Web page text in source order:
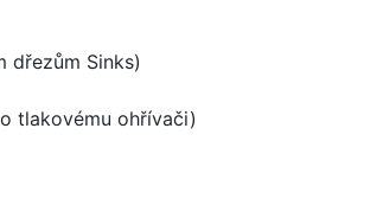
dřezům Sinks)
tlakovému ohřívači)